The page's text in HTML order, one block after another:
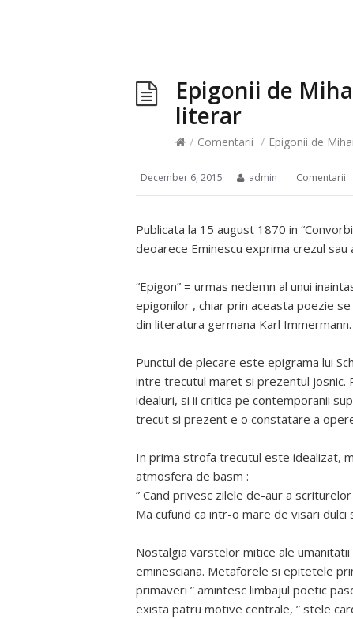
Epigonii de
literar
/ Comentarii / Epigonii de
December 6, 2015 admin Comentarii
Publicata la 15 august 1870 in
deoarece Eminescu exprima crezul sau
“Epigon” = urmas nedemn al unui
epigonilor , chiar prin aceasta poezie
din literatura germana Karl Immermann.
Punctul de plecare este epigrama lui
intre trecutul maret si prezentul josnic.
idealuri, si ii critica pe contemporanii
trecut si prezent e o constatare a
In prima strofa trecutul este idealizat,
atmosfera de basm :
” Cand privesc zilele de-aur a
Ma cufund ca intr-o mare de visari dulci
Nostalgia varstelor mitice ale
eminesciana. Metaforele si epitetele
primaveri ” amintesc limbajul poetic
exista patru motive centrale, ” stele